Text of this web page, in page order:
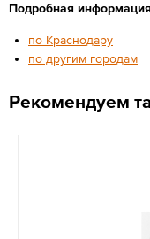
Подробная
по Краснодару
по другим городам
Рекомендуем